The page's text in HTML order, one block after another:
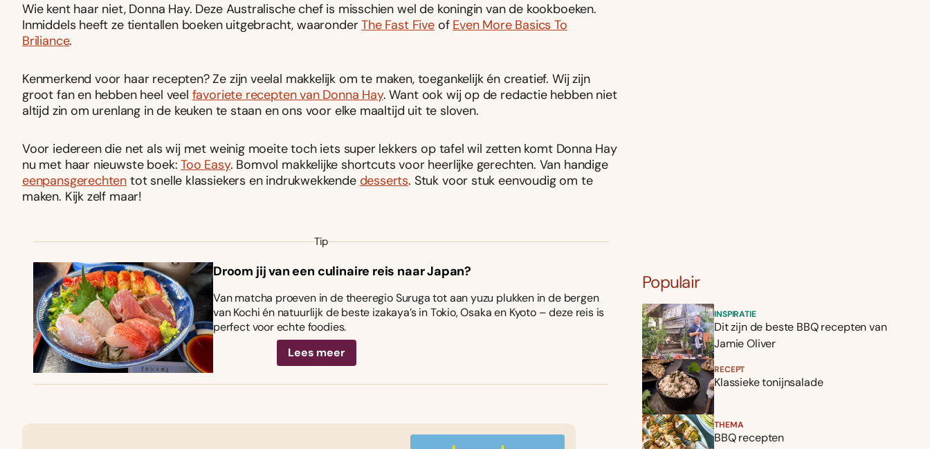
Wie kent haar niet, Donna Hay. Deze Australische chef is misschien wel de koningin van de kookboeken.
Inmiddels heeft ze tientallen boeken uitgebracht, waaronderThe Fast Fiveof Even More Basics To
Briliance.
Kenmerkend voor haar recepten? Ze zijn veelal makkelijk om te maken, toegankelijk én creatief. Wij zijn
groot fan en hebben heel veel favoriete recepten van Donna Hay. Want ook wij op de redactie hebben niet
altijd zin om urenlang in de keuken te staan en ons voor elke maaltijd uit te sloven.
Voor iedereen die net als wij met weinig moeite toch iets super lekkers op tafel wil zetten komt Donna Hay
nu met haar nieuwste boek:Too Easy. Bomvol makkelijke shortcuts voor heerlijke gerechten. Van handige
eenpansgerechten tot snelle klassiekers en indrukwekkende desserts. Stuk voor stuk eenvoudig om te
maken. Kijk zelf maar!
Tip
Droom jij van een culinaire reis naar Japan?
Van matcha proeven in de theeregio Suruga tot aan yuzu plukken in de bergen
van Kochi én natuurlijk de beste izakaya’s in Tokio, Osaka en Kyoto – deze reis is
perfect voor echte foodies.
Lees meer
Populair
INSPIRATIE
Dit zijn de beste BBQ recepten van
Jamie Oliver
RECEPT
Klassieke tonijnsalade
THEMA
BBQ recepten